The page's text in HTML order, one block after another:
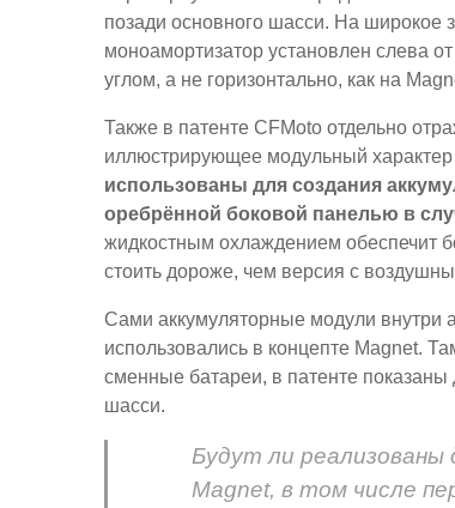
позади основного шасси. На широкое
моноамортизатор установлен слева
углом, а не горизонтально, как на
Также в патенте CFMoto отдельно
иллюстрирующее модульный характер
использованы для создания
оребрённой боковой панелью в
жидкостным охлаждением обеспечит
стоить дороже, чем версия с
Сами аккумуляторные модули внутри
использовались в концепте Magnet.
сменные батареи, в патенте
шасси.
Будут ли реализованы
Magnet, в том числе